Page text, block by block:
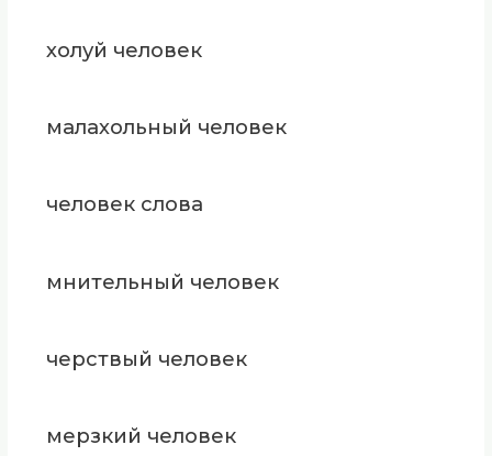
холуй человек
малахольный человек
человек слова
мнительный человек
черствый человек
мерзкий человек